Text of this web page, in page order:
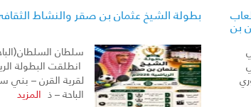
بن
بطولة الشيخ عثمان بن صقر والنشاط
سلطان
انطلقت البطولة
لقرية القرن – بني
الباحة – ذ المزيد